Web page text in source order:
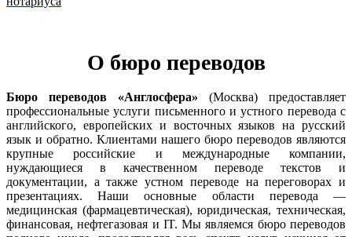
О бюро переводов
Бюро переводов «Англосфера» (Москва) предоставляет
профессиональные услуги письменного и устного перевода с
английского, европейских и восточных языков на русский
язык и обратно. Клиентами нашего бюро переводов являются
крупные российские и международные компании,
нуждающиеся в качественном переводе текстов и
документации, а также устном переводе на переговорах и
презентациях. Наши основные области перевода —
медицинская (фармацевтическая), юридическая, техническая,
финансовая, нефтегазовая и IT. Мы являемся бюро переводов